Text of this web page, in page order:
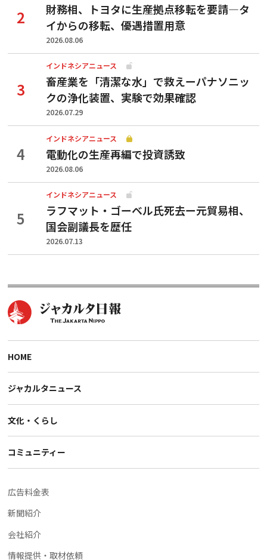
財務相、トヨタに生産拠点移転を要請—タ
イからの移転、優遇措置用意
2026.08.06
インドネシアニュース
畜産業を「清潔な水」で救えーパナソニッ
クの浄化装置、実験で効果確認
2026.07.29
インドネシアニュース
電動化の生産再編で投資誘致
2026.08.06
インドネシアニュース
ラフマット・ゴーベル氏死去ー元貿易相、
国会副議長を歴任
2026.07.13
HOME
ジャカルタニュース
文化・くらし
コミュニティー
広告料金表
新聞紹介
会社紹介
情報提供・取材依頼